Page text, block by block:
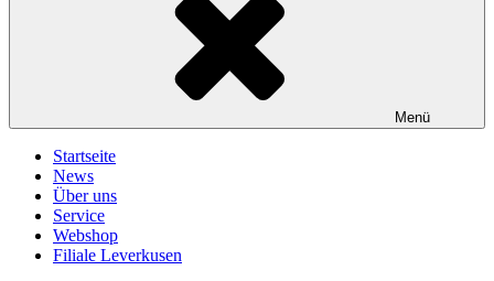
Menü
Startseite
News
Über uns
Service
Webshop
Filiale Leverkusen